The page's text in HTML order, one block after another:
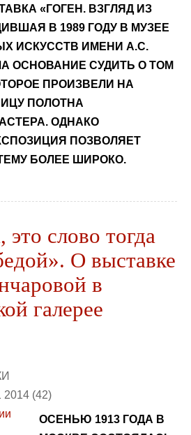
«ГОГЕН. ВЗГЛЯД ИЗ
В 1989 ГОДУ В МУЗЕЕ
ИСКУССТВ ИМЕНИ А.С.
ОСНОВАНИЕ СУДИТЬ О ТОМ
ПРОИЗВЕЛИ НА
ПОЛОТНА
ОДНАКО
ПОЗВОЛЯЕТ
БОЛЕЕ ШИРОКО.
это слово тогда
О выставке
в
галерее
2014 (42)
ОСЕНЬЮ 1913 ГОДА В